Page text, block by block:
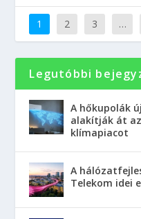
1 2 3 …
Legutóbbi
A hőkupolák
alakítják át
klímapiacot
A
Telekom idei